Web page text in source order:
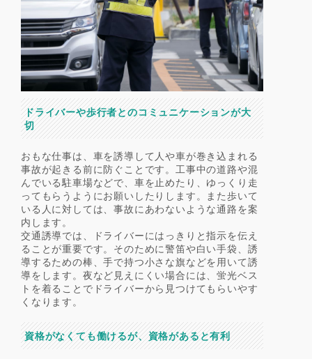
ドライバーや歩行者とのコミュニケーションが大
切
おもな仕事は、車を誘導して人や車が巻き込まれる
事故が起きる前に防ぐことです。工事中の道路や混
んでいる駐車場などで、車を止めたり、ゆっくり走
ってもらうようにお願いしたりします。また歩いて
いる人に対しては、事故にあわないような通路を案
内します。
交通誘導では、ドライバーにはっきりと指示を伝え
ることが重要です。そのために警笛や白い手袋、誘
導するための棒、手で持つ小さな旗などを用いて誘
導をします。夜など見えにくい場合には、蛍光ベス
トを着ることでドライバーから見つけてもらいやす
くなります。
資格がなくても働けるが、資格があると有利